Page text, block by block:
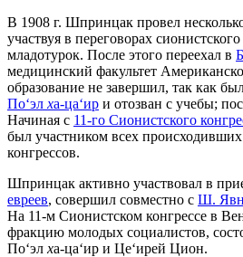
В 1908 г. Шпринцак провел
участвуя в переговорах
младотурок. После этого переехал в
медицинский факультет
образование не завершил, так как
По‘эл ха-ца‘ир и отозван с учебы;
Начиная с 11-го Сионистского
был участником всех
конгрессов.
Шпринцак активно участвовал в
евреев, совершил совместно с Ш.
На 11-м Сионистском конгрессе в
фракцию молодых социалистов,
По‘эл ха-ца‘ир и Це‘ирей Цион.